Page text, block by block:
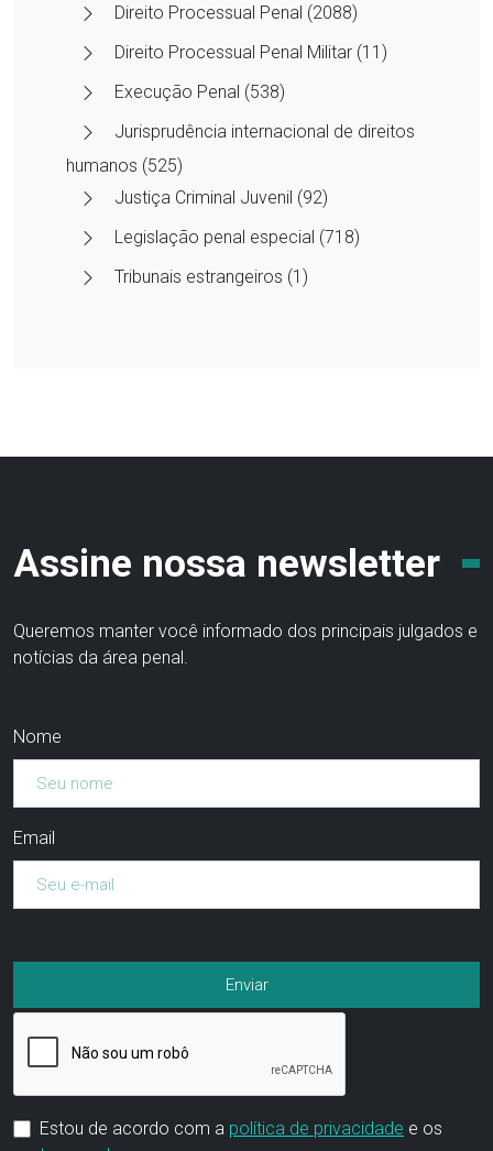
Direito Processual Penal (2088)
Direito Processual Penal Militar (11)
Execução Penal (538)
Jurisprudência internacional de direitos
humanos (525)
Justiça Criminal Juvenil (92)
Legislação penal especial (718)
Tribunais estrangeiros (1)
Assine nossa newsletter
Queremos manter você informado dos principais julgados e
notícias da área penal.
Nome
Email
Estou de acordo com a política de privacidade e os